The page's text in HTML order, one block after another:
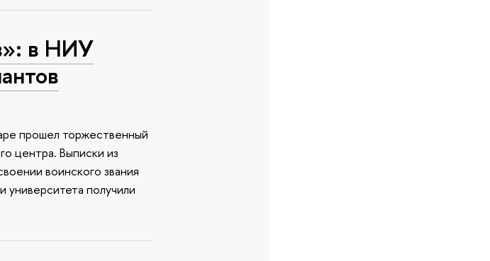
в НИУ
прошел торжественный
центра. Выписки из
воинского звания
университета получили